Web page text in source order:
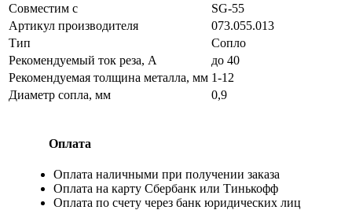
Совместим с
SG-55
Артикул производителя
073.055.013
Тип
Сопло
Рекомендуемый ток реза, А
до 40
Рекомендуемая толщина металла, мм 1-12
Диаметр сопла, мм
0,9
Оплата
Оплата наличными при получении заказа
Оплата на карту Сбербанк или Тинькофф
Оплата по счету через банк юридических лиц